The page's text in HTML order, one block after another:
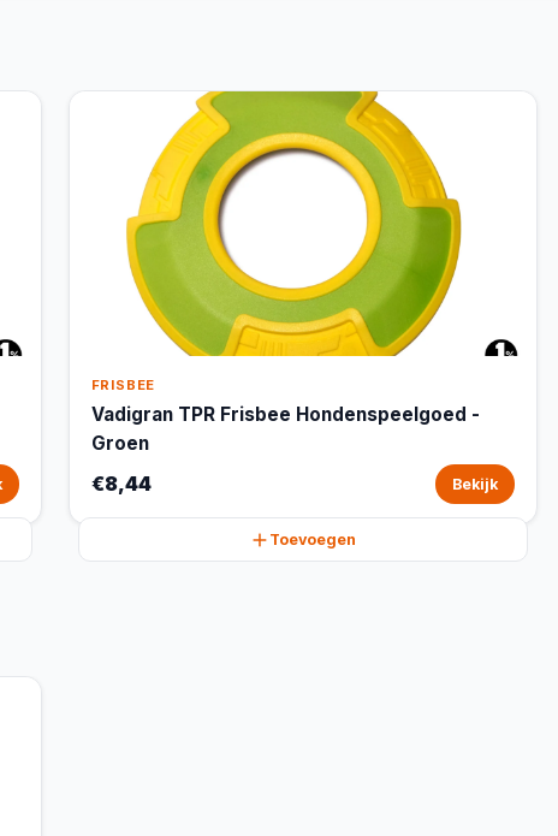
FRISBEE
Vadigran TPR Frisbee Hondenspeelgoed -
Groen
€8,44 Bekijk
Toevoegen